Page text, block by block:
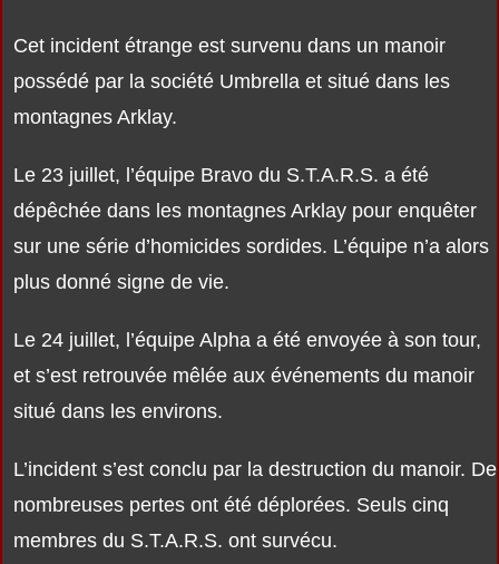
Cet incident étrange est survenu dans un manoir
possédé par la société Umbrella et situé dans les
montagnes Arklay.
Le 23 juillet, l’équipe Bravo du S.T.A.R.S. a été
dépêchée dans les montagnes Arklay pour enquêter
sur une série d’homicides sordides. L’équipe n’a alors
plus donné signe de vie.
Le 24 juillet, l’équipe Alpha a été envoyée à son tour,
et s’est retrouvée mêlée aux événements du manoir
situé dans les environs.
L’incident s’est conclu par la destruction du manoir. De
nombreuses pertes ont été déplorées. Seuls cinq
membres du S.T.A.R.S. ont survécu.